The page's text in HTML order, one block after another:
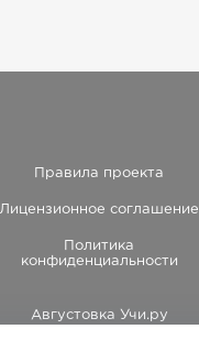
Правила проекта
Лицензионное соглашение
Политика
конфиденциальности
Августовка Учи.ру